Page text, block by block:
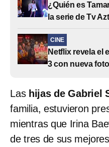
¿Quién es
la serie de Tv
CINE
Netflix revela el
3 con nueva foto
Las hijas de Gabriel
familia, estuvieron
mientras que Irina
de tres de sus